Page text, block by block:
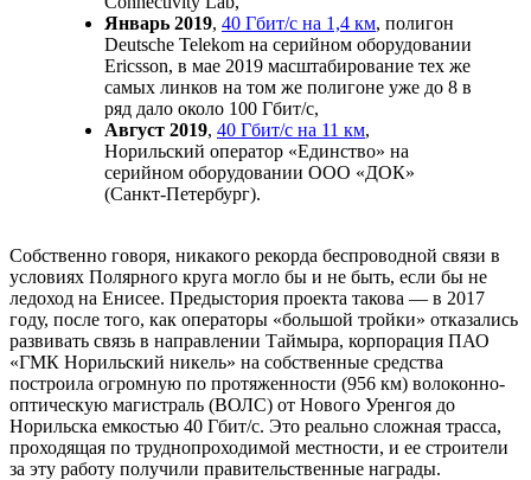
Январь 2019, 40 Гбит/с на 1,4 км, полигон
Deutsche Telekom на серийном оборудовании
Ericsson, в мае 2019 масштабирование тех же
самых линков на том же полигоне уже до 8 в
ряд дало около 100 Гбит/с,
Август 2019, 40 Гбит/с на 11 км,
Норильский оператор «Единство» на
серийном оборудовании ООО «ДОК»
(Санкт-Петербург).
Собственно говоря, никакого рекорда беспроводной связи в
условиях Полярного круга могло бы и не быть, если бы не
ледоход на Енисее. Предыстория проекта такова — в 2017
году, после того, как операторы «большой тройки» отказались
развивать связь в направлении Таймыра, корпорация ПАО
«ГМК Норильский никель» на собственные средства
построила огромную по протяженности (956 км) волоконно-
оптическую магистраль (ВОЛС) от Нового Уренгоя до
Норильска емкостью 40 Гбит/с. Это реально сложная трасса,
проходящая по труднопроходимой местности, и ее строители
за эту работу получили правительственные награды.